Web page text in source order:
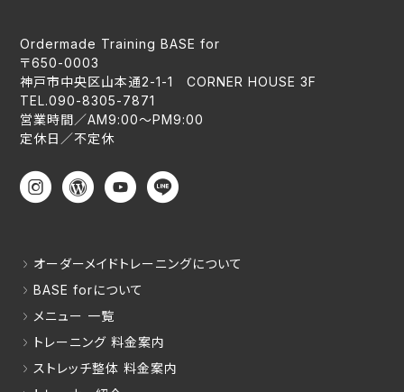
Ordermade Training BASE for
〒650-0003
神戸市中央区山本通2-1-1 CORNER HOUSE 3F
TEL.090-8305-7871
営業時間／AM9:00〜PM9:00
定休日／不定休
オーダーメイドトレーニングについて
BASE forについて
メニュー 一覧
トレーニング 料金案内
ストレッチ整体 料金案内